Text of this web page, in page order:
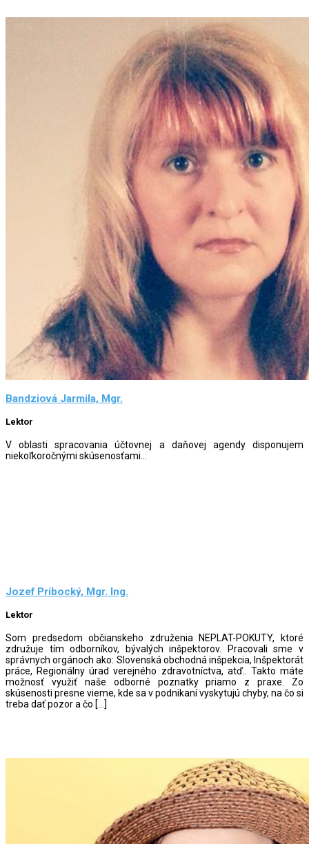
Bandziová Jarmila, Mgr.
Lektor
V oblasti spracovania účtovnej a daňovej agendy disponujem
niekoľkoročnými skúsenosťami...
Jozef Pribocký, Mgr. Ing.
Lektor
Som predsedom občianskeho združenia NEPLAT-POKUTY, ktoré
združuje tím odborníkov, bývalých inšpektorov. Pracovali sme v
správnych orgánoch ako: Slovenská obchodná inšpekcia, Inšpektorát
práce, Regionálny úrad verejného zdravotníctva, atď.. Takto máte
možnosť využiť naše odborné poznatky priamo z praxe. Zo
skúsenosti presne vieme, kde sa v podnikaní vyskytujú chyby, na čo si
treba dať pozor a čo […]